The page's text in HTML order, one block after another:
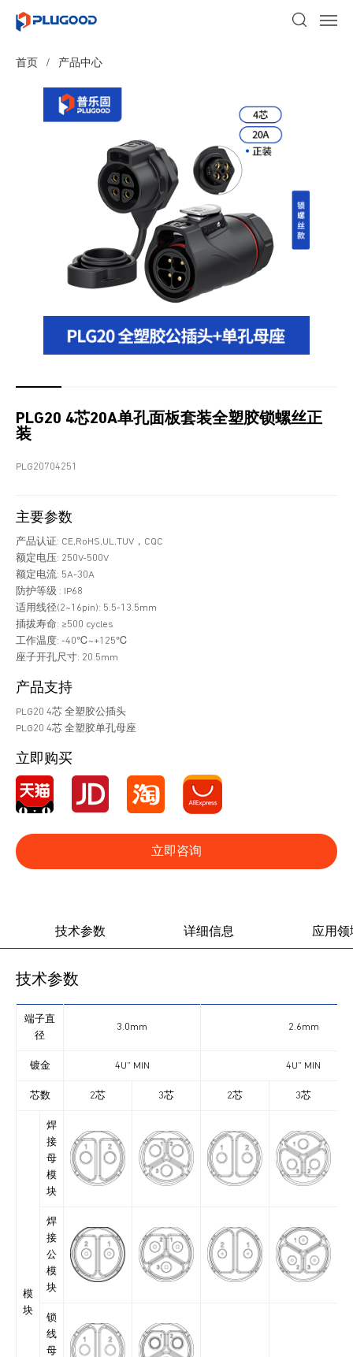
首页 / 产品中心
PLG20 4芯20A单孔面板套装全塑胶锁螺丝正
装
PLG20704251
主要参数
产品认证: CE,RoHS,UL,TUV，CQC
额定电压: 250V-500V
额定电流: 5A-30A
防护等级 : IP68
适用线径(2~16pin): 5.5-13.5mm
插拔寿命: ≥500 cycles
工作温度: -40℃~+125℃
座子开孔尺寸: 20.5mm
产品支持
PLG20 4芯 全塑胶公插头
PLG20 4芯 全塑胶单孔母座
立即购买
立即咨询
技术参数 详细信息 应用领
技术参数
端子直
径
3.0mm 2.6mm
镀金 4U” MIN 4U” MIN
芯数 2芯 3芯 2芯 3芯
模
块
焊
接
母
模
块
焊
接
公
模
块
锁
线
母